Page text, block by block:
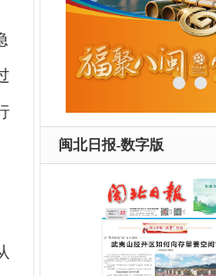
闽北日报-数字版